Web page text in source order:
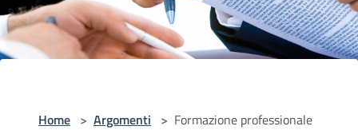
Home > Argomenti > Formazione professionale